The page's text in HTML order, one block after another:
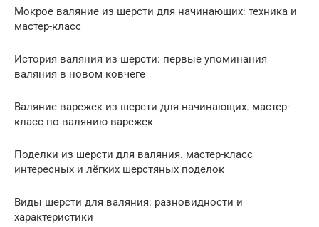
Мокрое валяние из шерсти для начинающих: техника и
мастер-класс
История валяния из шерсти: первые упоминания
валяния в новом ковчеге
Валяние варежек из шерсти для начинающих. мастер-
класс по валянию варежек
Поделки из шерсти для валяния. мастер-класс
интересных и лёгких шерстяных поделок
Виды шерсти для валяния: разновидности и
характеристики